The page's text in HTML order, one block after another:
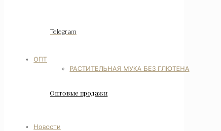
Telegram
ОПТ
РАСТИТЕЛЬНАЯ МУКА БЕЗ ГЛЮТЕНА
Оптовые продажи
Новости